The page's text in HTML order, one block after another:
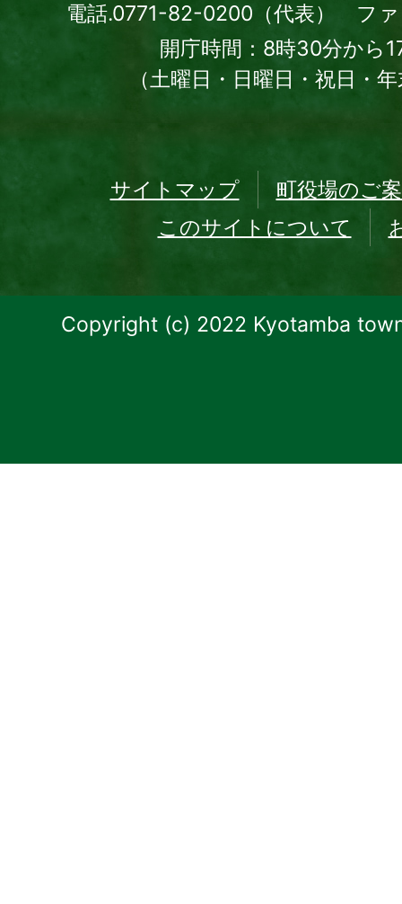
電話.0771-82-0200（代表） フ
開庁時間：8時30分から
（土曜日・日曜日・祝日・
サイトマップ
町役場のご
このサイトについて
Copyright (c) 2022 Kyotamba